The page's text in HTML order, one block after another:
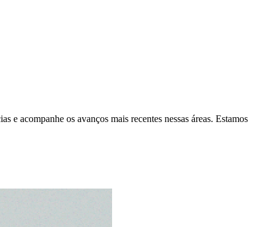
acompanhe os avanços mais recentes nessas áreas. Estamos